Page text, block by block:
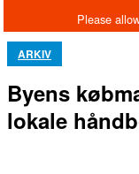
ARKIV
Byens
lokale